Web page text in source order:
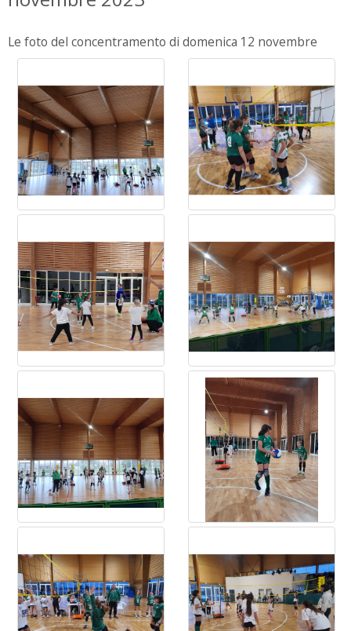
Le foto del concentramento di domenica 12 novembre